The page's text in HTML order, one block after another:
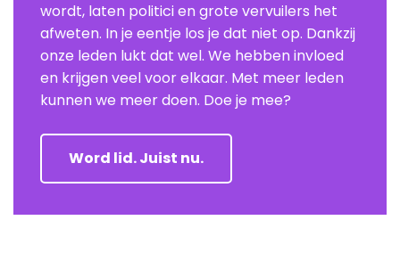
wordt, laten politici en grote vervuilers het
afweten. In je eentje los je dat niet op. Dankzij
onze leden lukt dat wel. We hebben invloed
en krijgen veel voor elkaar. Met meer leden
kunnen we meer doen. Doe je mee?
Word lid. Juist nu.